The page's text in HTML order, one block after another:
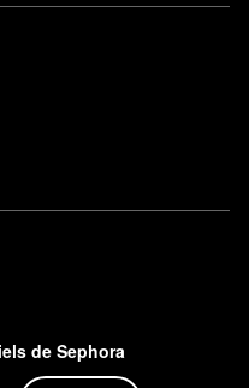
de Sephora